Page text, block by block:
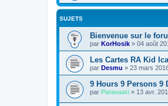
SUJETS
Bienvenue sur le
par KorHosik » 04 août
Les Cartes RA Kid
par Desmu » 23 mars
9 Hours 9 Persons 9
par Paravaati » 13 avr.